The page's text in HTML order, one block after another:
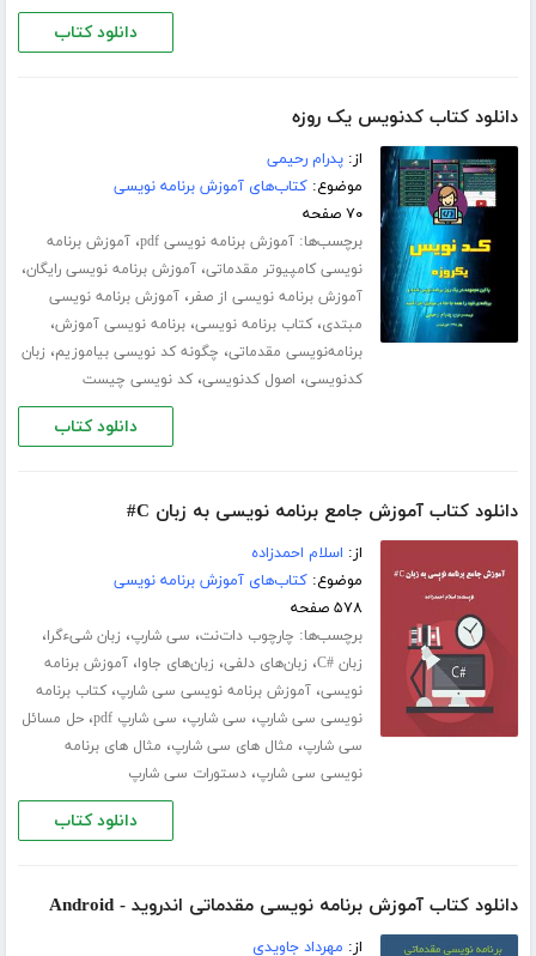
دانلود کتاب
دانلود کتاب کدنویس یک روزه
از:پدرام رحیمی
موضوع:کتاب‌های آموزش برنامه نویسی
۷۰ صفحه
برچسب‌ها:آموزش برنامه نویسی pdf ،آموزش برنامه
نویسی کامپیوتر مقدماتی،آموزش برنامه نویسی رایگان،
آموزش برنامه نویسی از صفر،آموزش برنامه نویسی
مبتدی،کتاب برنامه نویسی،برنامه نویسی آموزش،
برنامه‌نویسی مقدماتی، چگونه کد نویسی بیاموزیم، زبان
کدنویسی، اصول کدنویسی،کد نویسی چیست
دانلود کتاب
دانلود کتاب آموزش جامع برنامه نویسی به زبان C#
از: اسلام احمدزاده
موضوع:کتاب‌های آموزش برنامه نویسی
۵۷۸ صفحه
برچسب‌ها: چارچوب دات‌نت، سی شارپ، زبان شیءگرا،
زبان #C ، زبان‌های دلفی، زبان‌های جاوا،آموزش برنامه
نویسی،آموزش برنامه نویسی سی شارپ،کتاب برنامه
نویسی سی شارپ، سی شارپ، سی شارپ pdf ،حل مسائل
سی شارپ، مثال های سی شارپ، مثال های برنامه
نویسی سی شارپ،دستورات سی شارپ
دانلود کتاب
دانلود کتاب آموزش برنامه نویسی مقدماتی اندروید - Android
از: مهرداد جاویدی